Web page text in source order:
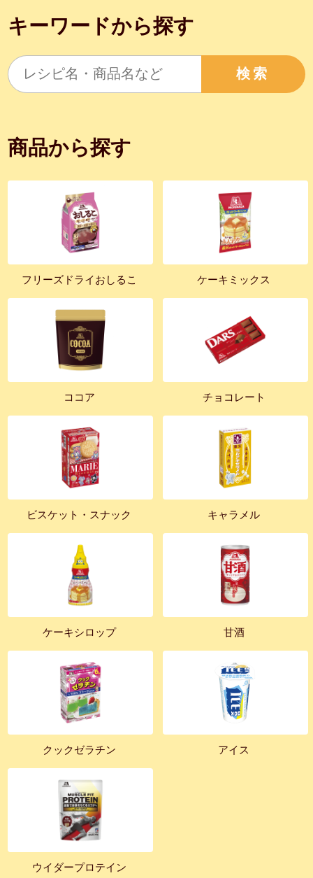
キーワードから探す
検索
商品から探す
フリーズドライおしるこ ケーキミックス
ココア チョコレート
ビスケット・スナック キャラメル
ケーキシロップ 甘酒
クックゼラチン アイス
ウイダープロテイン